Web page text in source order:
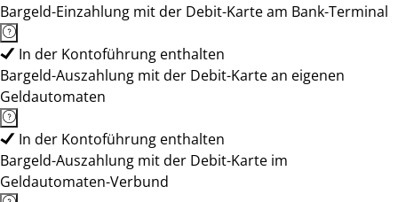
Bargeld-Einzahlung mit der Debit-Karte am Bank-Terminal
In der Kontoführung enthalten
Bargeld-Auszahlung mit der Debit-Karte an eigenen
Geldautomaten
In der Kontoführung enthalten
Bargeld-Auszahlung mit der Debit-Karte im
Geldautomaten-Verbund